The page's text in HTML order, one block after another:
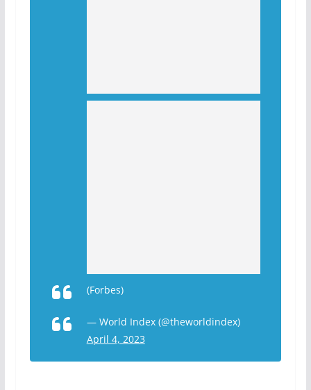
(Forbes)
— World Index (@theworldindex)
April 4, 2023